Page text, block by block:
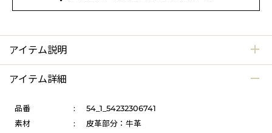
アイテム説明
アイテム詳細
品番 :
54_1_54232306741
素材
:
皮革部分：牛革